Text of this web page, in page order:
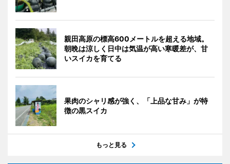
親田高原の標高600メートルを超える地域。
朝晩は涼しく日中は気温が高い寒暖差が、甘
いスイカを育てる
果肉のシャリ感が強く、「上品な甘み」が特
徴の黒スイカ
もっと見る